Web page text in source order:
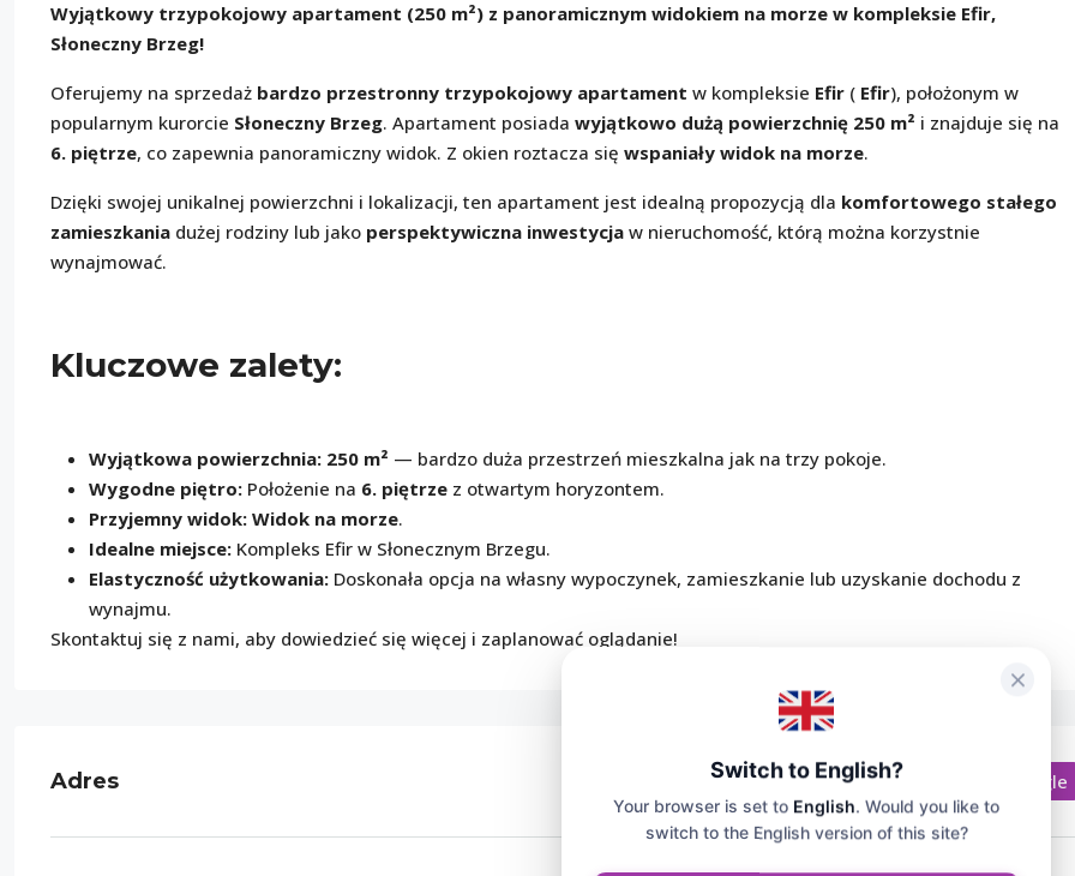
Wyjątkowy trzypokojowy apartament (250 m²) z panoramicznym widokiem na morze w kompleksie Efir,
Słoneczny Brzeg!
Oferujemy na sprzedaż bardzo przestronny trzypokojowy apartament w kompleksie Efir ( Efir), położonym w
popularnym kurorcie Słoneczny Brzeg. Apartament posiada wyjątkowo dużą powierzchnię 250 m² i znajduje się na
6. piętrze, co zapewnia panoramiczny widok. Z okien roztacza się wspaniały widok na morze.
Dzięki swojej unikalnej powierzchni i lokalizacji, ten apartament jest idealną propozycją dla komfortowego stałego
zamieszkania dużej rodziny lub jako perspektywiczna inwestycja w nieruchomość, którą można korzystnie
wynajmować.
Kluczowe zalety:
Wyjątkowa powierzchnia: 250 m² — bardzo duża przestrzeń mieszkalna jak na trzy pokoje.
Wygodne piętro: Położenie na 6. piętrze z otwartym horyzontem.
Przyjemny widok: Widok na morze.
Idealne miejsce: Kompleks Efir w Słonecznym Brzegu.
Elastyczność użytkowania: Doskonała opcja na własny wypoczynek, zamieszkanie lub uzyskanie dochodu z
wynajmu.
Skontaktuj się z nami, aby dowiedzieć się więcej i zaplanować oglądanie!
Adres Otwórz w Mapach Google
Switch to English?
Your browser is set to English. Would you like to
switch to the English version of this site?